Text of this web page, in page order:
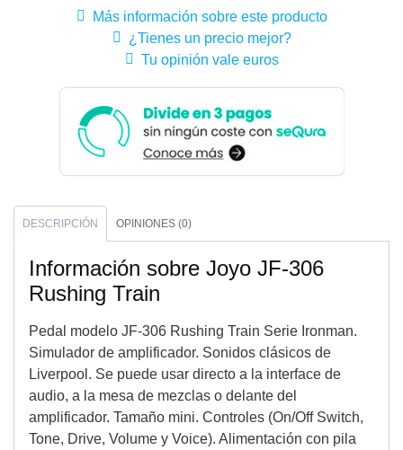
Más información sobre este producto
¿Tienes un precio mejor?
Tu opinión vale euros
DESCRIPCIÓN OPINIONES (0)
Información sobre Joyo JF-306
Rushing Train
Pedal modelo JF-306 Rushing Train Serie Ironman.
Simulador de amplificador. Sonidos clásicos de
Liverpool. Se puede usar directo a la interface de
audio, a la mesa de mezclas o delante del
amplificador. Tamaño mini. Controles (On/Off Switch,
Tone, Drive, Volume y Voice). Alimentación con pila